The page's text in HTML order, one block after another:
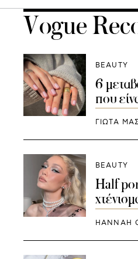
Vogue
BEAUTY
6
που
ΓΙΩΤΑ
BEAUTY
Half
HANNAH